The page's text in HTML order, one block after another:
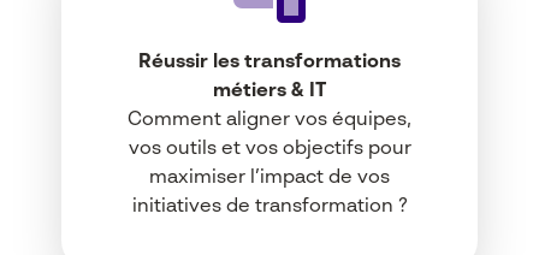
Réussir les transformations
métiers & IT
Comment aligner vos équipes,
vos outils et vos objectifs pour
maximiser l’impact de vos
initiatives de transformation ?